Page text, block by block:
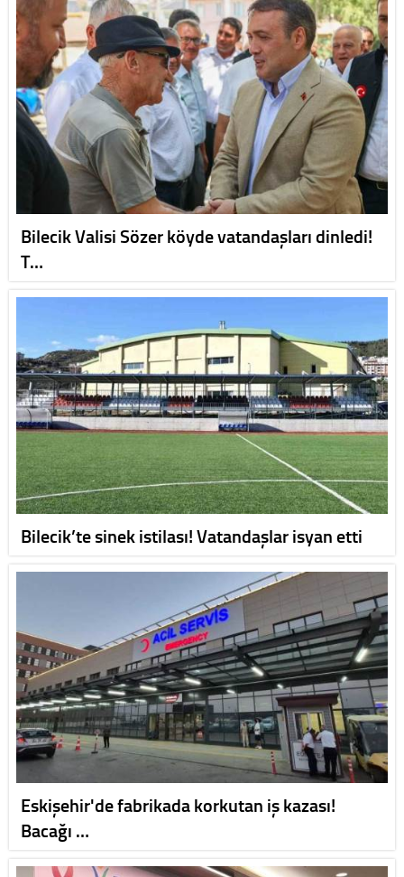
Bilecik Valisi Sözer köyde vatandaşları dinledi!
T…
Bilecik’te sinek istilası! Vatandaşlar isyan etti
Eskişehir'de fabrikada korkutan iş kazası!
Bacağı …